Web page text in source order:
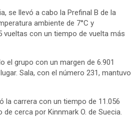
se llevó a cabo la Prefinal B de la
ambiente de 7°C y
con un tiempo de vuelta más
el grupo con un margen de 6.901
Sala, con el número 231, mantuvo
la carrera con un tiempo de 11.056
cerca por Kinnmark O. de Suecia.